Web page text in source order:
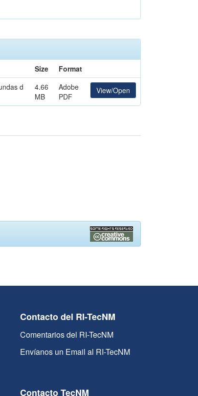
Size
Format
d
4.66
MB
Adobe
PDF
View/Open
Contacto del RI-TecNM
Comentarios del RI-TecNM
Envíanos un Email al RI-TecNM
Contacto TecNM